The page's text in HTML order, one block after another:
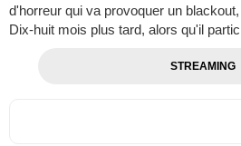
d'horreur qui va provoquer un
Dix-huit mois plus tard, alors qu'il
STREAMING